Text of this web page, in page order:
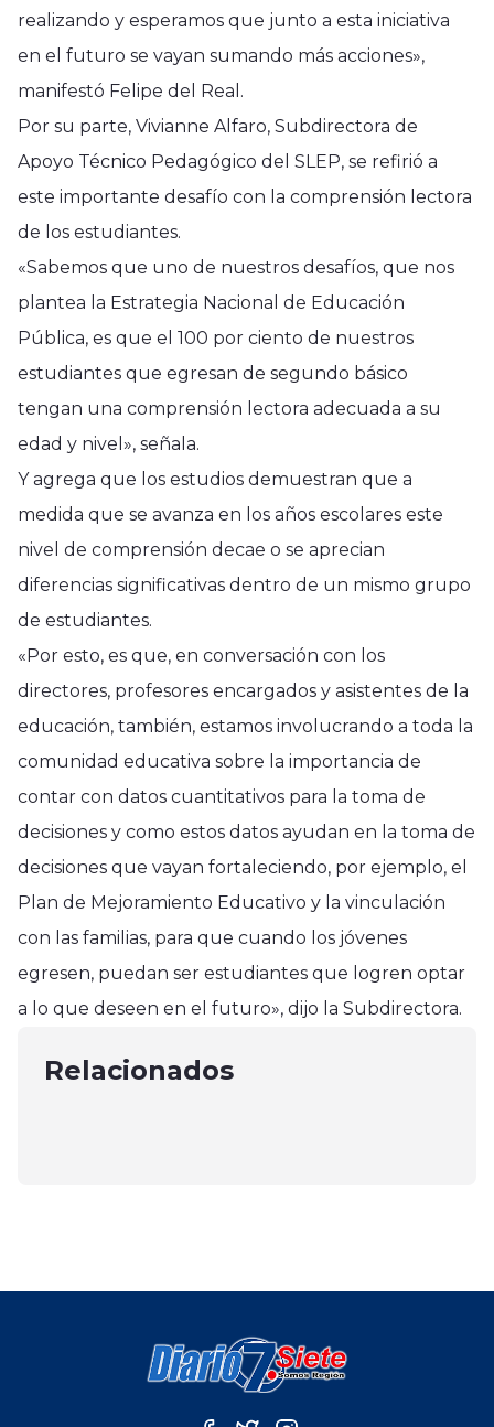
realizando y esperamos que junto a esta iniciativa
en el futuro se vayan sumando más acciones»,
manifestó Felipe del Real.
Por su parte, Vivianne Alfaro, Subdirectora de
Apoyo Técnico Pedagógico del SLEP, se refirió a
este importante desafío con la comprensión lectora
de los estudiantes.
«Sabemos que uno de nuestros desafíos, que nos
plantea la Estrategia Nacional de Educación
Pública, es que el 100 por ciento de nuestros
estudiantes que egresan de segundo básico
tengan una comprensión lectora adecuada a su
edad y nivel», señala.
Y agrega que los estudios demuestran que a
medida que se avanza en los años escolares este
nivel de comprensión decae o se aprecian
diferencias significativas dentro de un mismo grupo
de estudiantes.
«Por esto, es que, en conversación con los
directores, profesores encargados y asistentes de la
educación, también, estamos involucrando a toda la
comunidad educativa sobre la importancia de
contar con datos cuantitativos para la toma de
decisiones y como estos datos ayudan en la toma de
decisiones que vayan fortaleciendo, por ejemplo, el
Plan de Mejoramiento Educativo y la vinculación
con las familias, para que cuando los jóvenes
egresen, puedan ser estudiantes que logren optar
a lo que deseen en el futuro», dijo la Subdirectora.
Relacionados
Región del Maule
En Talca Carabineros detuvo a un
abril 24, 2025
Región del Maule
Con recursos Subdere inauguran
de Chanco
Comuna de Pencahue Conmemró